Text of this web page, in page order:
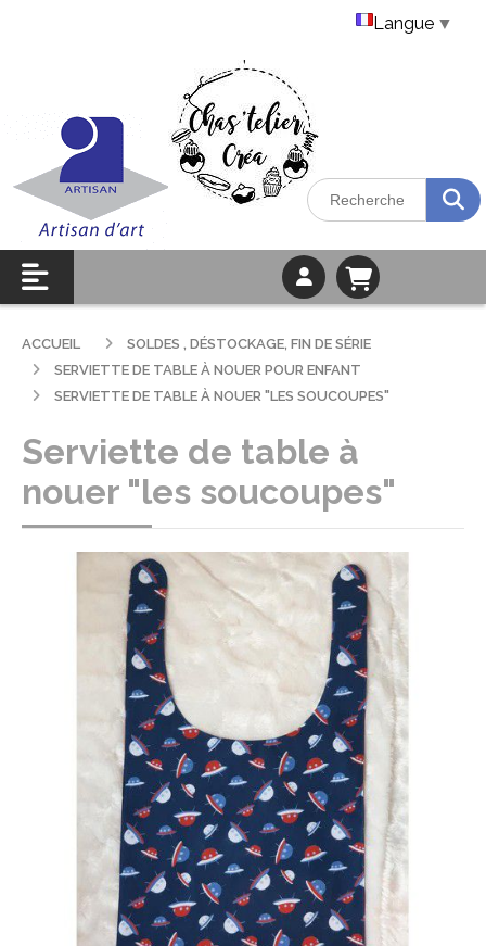
ACCUEIL
SOLDES , DÉSTOCKAGE, FIN DE SÉRIE
SERVIETTE DE TABLE À NOUER POUR ENFANT
SERVIETTE DE TABLE À NOUER "LES SOUCOUPES"
Serviette de table à
nouer "les soucoupes"
Langue ▼